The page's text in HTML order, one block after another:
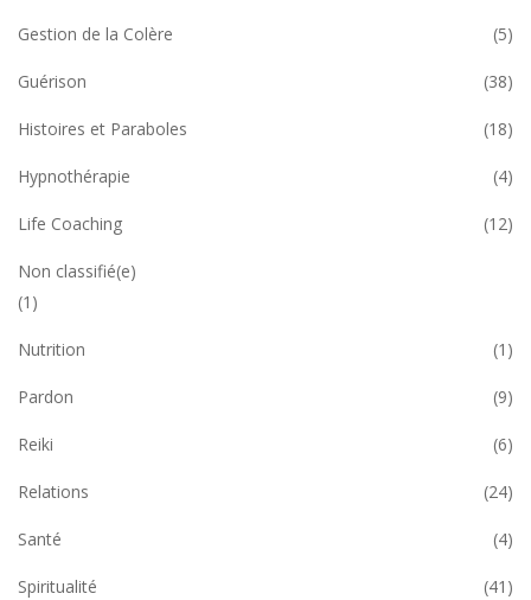
Gestion de la Colère (5)
Guérison (38)
Histoires et Paraboles (18)
Hypnothérapie (4)
Life Coaching (12)
Non classifié(e)
(1)
Nutrition (1)
Pardon (9)
Reiki (6)
Relations (24)
Santé (4)
Spiritualité (41)